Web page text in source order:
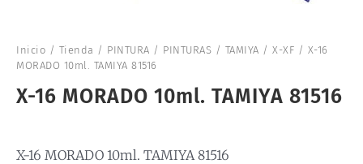
Inicio / Tienda / PINTURA / PINTURAS / TAMIYA / X-XF / X-16
MORADO 10ml. TAMIYA 81516
X-16 MORADO 10ml. TAMIYA 81516
X-16 MORADO 10ml. TAMIYA 81516